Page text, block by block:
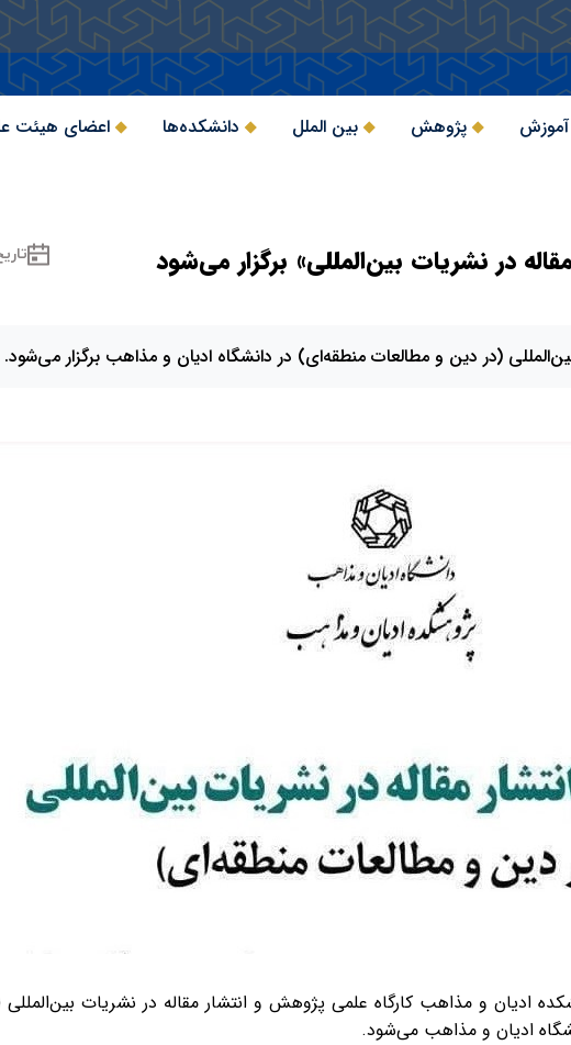
آموزش پژوهش بین الملل دانشکده‌ها اعضای هیئت
در نشریات بین‌المللی» برگزار می‌شود
(در دین و مطالعات منطقه‌ای) در دانشگاه ادیان و مذاهب برگزار می‌شود.
ادیان و مذاهب کارگاه علمی پژوهش و انتشار مقاله در نشریات
ادیان و مذاهب می‌شود.